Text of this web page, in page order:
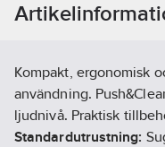
Kompakt, ergonomisk
användning.
ljudnivå. Praktisk
Standardutrustning: